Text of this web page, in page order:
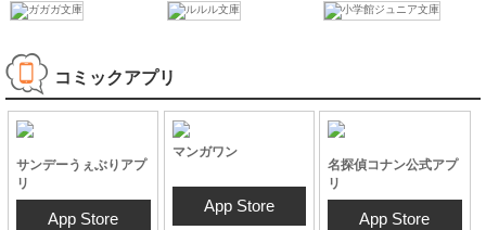
6/12最新号
7/24最新号
7/17最新号
ラノベ・小説
コミックアプリ